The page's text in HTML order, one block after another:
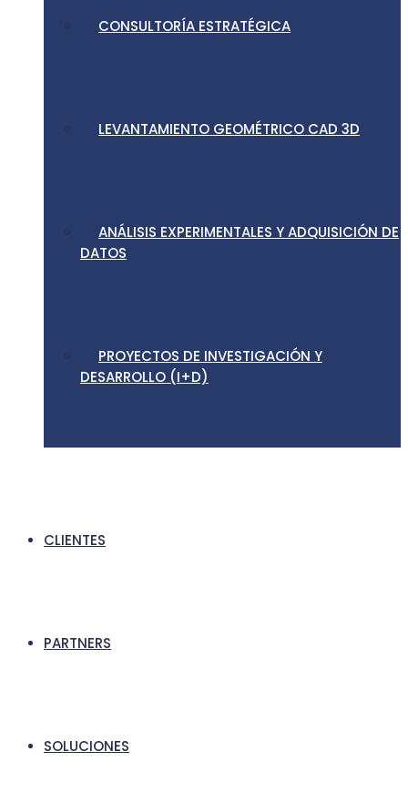
CONSULTORÍA ESTRATÉGICA
LEVANTAMIENTO GEOMÉTRICO CAD 3D
ANÁLISIS EXPERIMENTALES Y ADQUISICIÓN DE
DATOS
PROYECTOS DE INVESTIGACIÓN Y
DESARROLLO (I+D)
CLIENTES
PARTNERS
SOLUCIONES